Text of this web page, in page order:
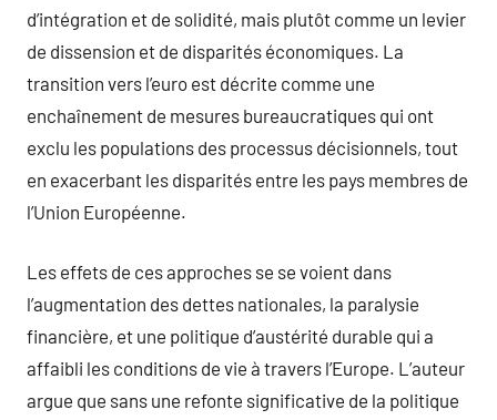
d’intégration et de solidité, mais plutôt comme un levier
de dissension et de disparités économiques. La
transition vers l’euro est décrite comme une
enchaînement de mesures bureaucratiques qui ont
exclu les populations des processus décisionnels, tout
en exacerbant les disparités entre les pays membres de
l’Union Européenne.
Les effets de ces approches se se voient dans
l’augmentation des dettes nationales, la paralysie
financière, et une politique d’austérité durable qui a
affaibli les conditions de vie à travers l’Europe. L’auteur
argue que sans une refonte significative de la politique